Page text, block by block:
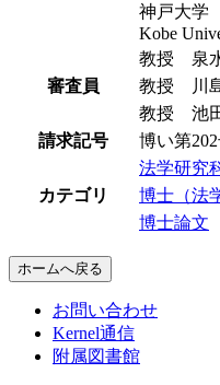
神戸大学
Kobe
審査員
教授 泉
教授 川
教授 池
請求記号
博い第
カテゴリ
法学研究
博士（法
博士論文
ホームへ戻る
お問い合わせ
Kernel通信
附属図書館